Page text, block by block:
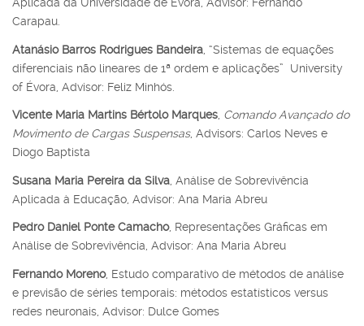
Aplicada da Universidade de Évora, Advisor: Fernando
Carapau.
Atanásio Barros Rodrigues Bandeira , “Sistemas de equações
diferenciais não lineares de 1ª ordem e aplicações” University
of Évora, Advisor: Feliz Minhós.
Vicente Maria Martins Bértolo Marques, Comando Avançado do
Movimento de Cargas Suspensas, Advisors: Carlos Neves e
Diogo Baptista
Susana Maria Pereira da Silva , Análise de Sobrevivência
Aplicada à Educação, Advisor: Ana Maria Abreu
Pedro Daniel Ponte Camacho, Representações Gráficas em
Análise de Sobrevivência, Advisor: Ana Maria Abreu
Fernando Moreno, Estudo comparativo de métodos de análise
e previsão de séries temporais: métodos estatísticos versus
redes neuronais, Advisor: Dulce Gomes